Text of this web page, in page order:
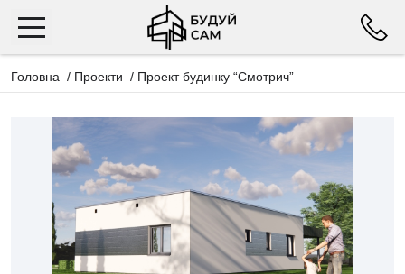
Головна / Проекти / Проект будинку “Смотрич”